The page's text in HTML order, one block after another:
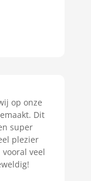
op onze
Dit
super
plezier
veel